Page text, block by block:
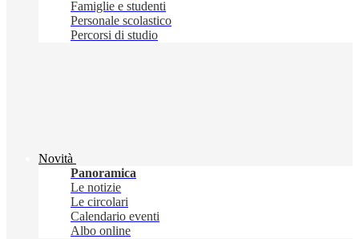
Famiglie e studenti
Personale scolastico
Percorsi di studio
Novità
Panoramica
Le notizie
Le circolari
Calendario eventi
Albo online